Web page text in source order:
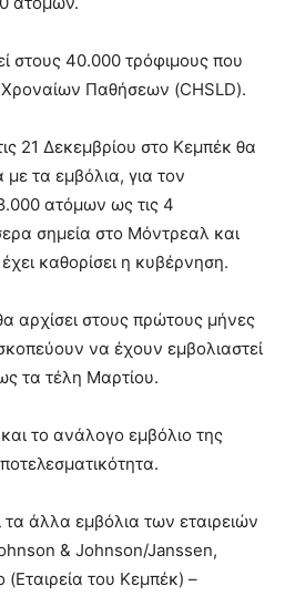
στους 40.000 τρόφιμους που
Παθήσεων (CHSLD).
21 Δεκεμβρίου στο Κεμπέκ θα
τα εμβόλια, για τον
ατόμων ως τις 4
σημεία στο Μόντρεαλ και
καθορίσει η κυβέρνηση.
αρχίσει στους πρώτους μήνες
να έχουν εμβολιαστεί
τα τέλη Μαρτίου.
το ανάλογο εμβόλιο της
τα άλλα εμβόλια των εταιρειών
& Johnson/Janssen,
του Κεμπέκ) –